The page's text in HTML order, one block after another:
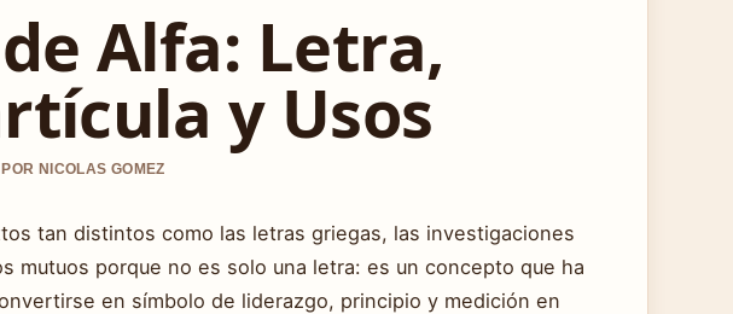
Alfa: Letra,
y Usos
NICOLAS GOMEZ
tan distintos como las letras griegas, las investigaciones
mutuos porque no es solo una letra: es un concepto que ha
en símbolo de liderazgo, principio y medición en